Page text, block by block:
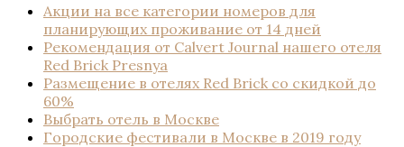
Акции на все категории номеров для
планирующих проживание от 14 дней
Рекомендация от Сalvert Journal нашего отеля
Red Brick Presnya
Размещение в отелях Red Brick со скидкой до
60%
Выбрать отель в Москве
Городские фестивали в Москве в 2019 году